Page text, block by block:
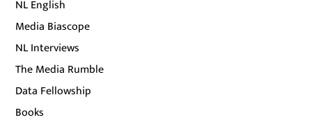
NL English
Media Biascope
NL Interviews
The Media Rumble
Data Fellowship
Books